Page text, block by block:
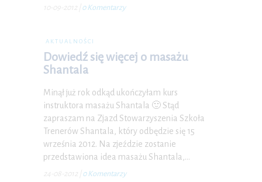
10-09-2012 0 Komentarzy
AKTUALNOŚCI
Dowiedź się więcej o masażu
Shantala
Minął już rok odkąd ukończyłam kurs
instruktora masażu Shantala 🙂 Stąd
zapraszam na Zjazd Stowarzyszenia Szkoła
Trenerów Shantala, który odbędzie się 15
września 2012. Na zjeździe zostanie
przedstawiona idea masażu Shantala,…
24-08-2012 0 Komentarzy